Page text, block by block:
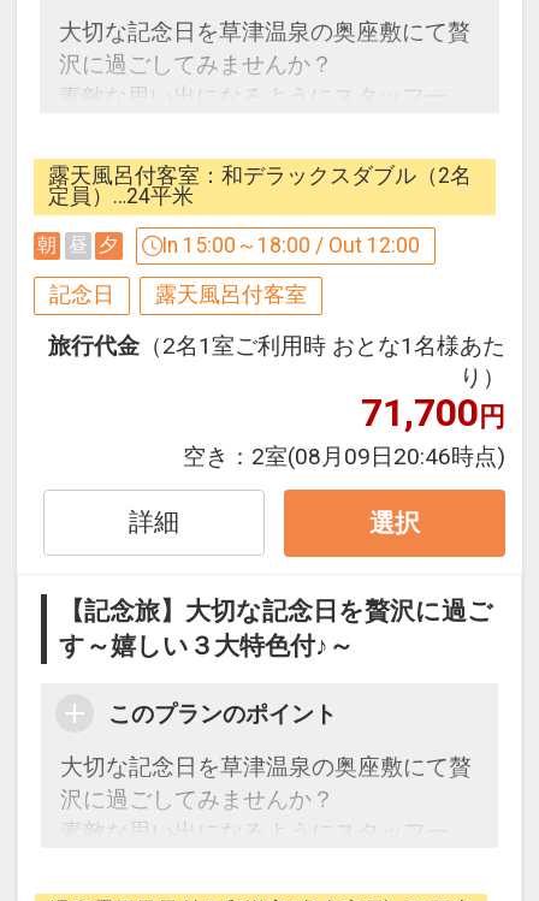
大切な記念日を草津温泉の奥座敷にて贅
沢に過ごしてみませんか？
素敵な思い出になるようにスタッフ一
ただきます。
【特色】
○スパークリングワインを夕食時ご用意
○4号ケーキをお食事処にて夕食デザート
時にご用意
○チェックアウト12時(通常11時)
※ご予約後お電話にて現地ホテルへ下記
・ケーキのメッセージ15文字程度
・ロウソクの本数(長×○本・短×○本)
・御本人には内緒もしくは案内可能でし
ょうか。
【お食事】お食事処『遊山』にて
●夕食
月替りの会席料理。
の物・
洋皿・お食事(ご飯もの)・水菓子を順番
露天風呂付客室：和デラックスダブル（2名
定員）…24平米
朝 昼 夕 In 15:00～18:00 / Out 12:00
記念日 露天風呂付客室
旅行代金 （2名1室ご利用時 おとな1名様あた
り）
71,700円
空き： 2室(08月09日20:46時点)
詳細 選択
【記念旅】大切な記念日を贅沢に過ご
す～嬉しい３大特色付♪～
このプランのポイント
大切な記念日を草津温泉の奥座敷にて贅
沢に過ごしてみませんか？
素敵な思い出になるようにスタッフ一